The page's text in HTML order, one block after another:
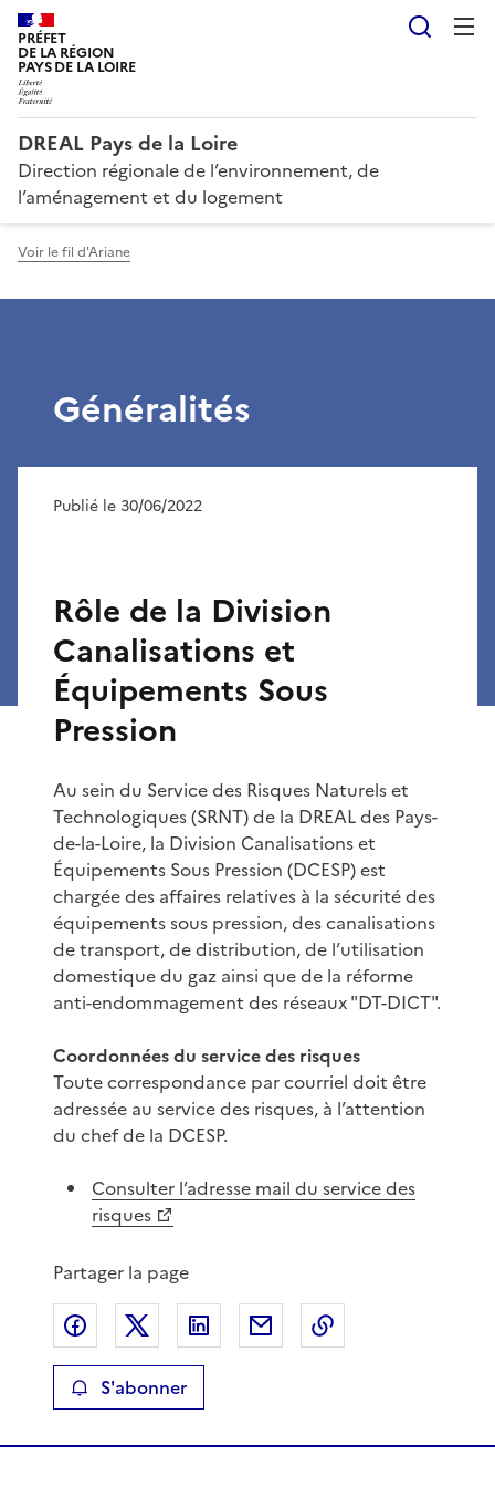
PRÉFET
DE LA RÉGION
PAYS DE LA LOIRE
DREAL Pays de la Loire
Direction régionale de l’environnement, de
l’aménagement et du logement
Voir le fil d'Ariane
Généralités
Publié le 30/06/2022
Rôle de la Division
Canalisations et
Équipements Sous
Pression
Au sein du Service des Risques Naturels et
Technologiques (SRNT) de la DREAL des Pays-
de-la-Loire, la Division Canalisations et
Équipements Sous Pression (DCESP) est
chargée des affaires relatives à la sécurité des
équipements sous pression, des canalisations
de transport, de distribution, de l’utilisation
domestique du gaz ainsi que de la réforme
anti-endommagement des réseaux "DT-DICT".
Coordonnées du service des risques
Toute correspondance par courriel doit être
adressée au service des risques, à l’attention
du chef de la DCESP.
Consulter l’adresse mail du service des
risques
Partager la page
Partager sur Facebook
Partager sur XPartager sur LinkedIn
Partager par email
S'abonner